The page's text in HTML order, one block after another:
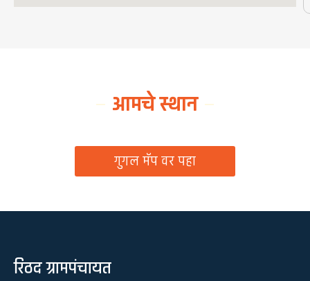
आमचे स्थान
गुगल मॅप वर पहा
रिठद ग्रामपंचायत